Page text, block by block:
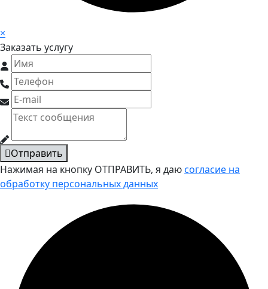
×
Заказать услугу
Отправить
Нажимая на кнопку ОТПРАВИТЬ, я даюсогласие на
обработку персональных данных